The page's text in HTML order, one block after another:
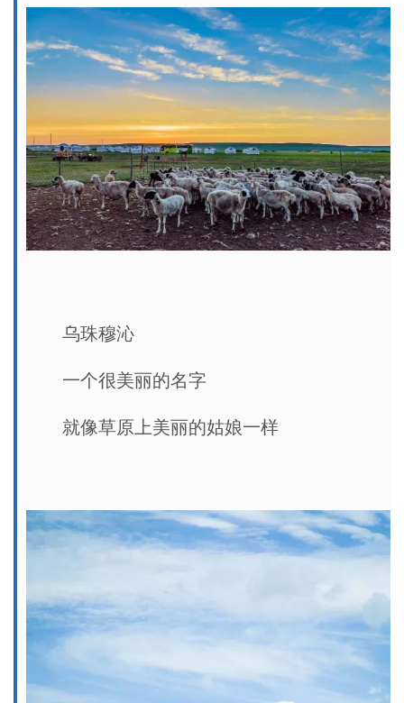
乌珠穆沁
一个很美丽的名字
就像草原上美丽的姑娘一样